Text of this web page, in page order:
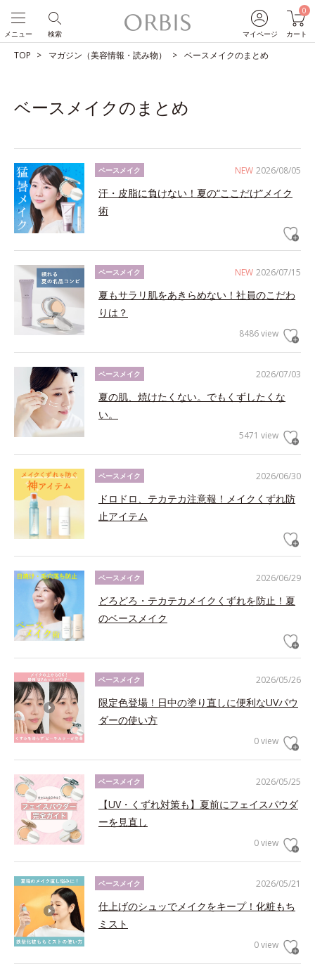
マイページ
0
カート
検索
メニュー
TOP マガジン（美容情報・読み物） ベースメイクのまとめ
ベースメイクのまとめ
NEW 2026/08/05
ベースメイク
汗・皮脂に負けない！夏の“ここだけ”メイク
術
NEW 2026/07/15
ベースメイク
夏もサラリ肌をあきらめない！社員のこだわ
りは？
8486 view
2026/07/03
ベースメイク
夏の肌、焼けたくない。でもくずしたくな
い。
5471 view
2026/06/30
ベースメイク
ドロドロ、テカテカ注意報！メイクくずれ防
止アイテム
2026/06/29
ベースメイク
どろどろ・テカテカメイクくずれを防止！夏
のベースメイク
2026/05/26
ベースメイク
限定色登場！日中の塗り直しに便利なUVパウ
ダーの使い方
0 view
2026/05/25
ベースメイク
【UV・くずれ対策も】夏前にフェイスパウダ
ーを見直し
0 view
2026/05/21
ベースメイク
仕上げのシュッでメイクをキープ！化粧もち
ミスト
0 view